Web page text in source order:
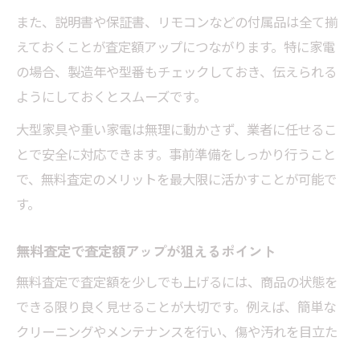
また、説明書や保証書、リモコンなどの付属品は全て揃
えておくことが査定額アップにつながります。特に家電
の場合、製造年や型番もチェックしておき、伝えられる
ようにしておくとスムーズです。
大型家具や重い家電は無理に動かさず、業者に任せるこ
とで安全に対応できます。事前準備をしっかり行うこと
で、無料査定のメリットを最大限に活かすことが可能で
す。
無料査定で査定額アップが狙えるポイント
無料査定で査定額を少しでも上げるには、商品の状態を
できる限り良く見せることが大切です。例えば、簡単な
クリーニングやメンテナンスを行い、傷や汚れを目立た